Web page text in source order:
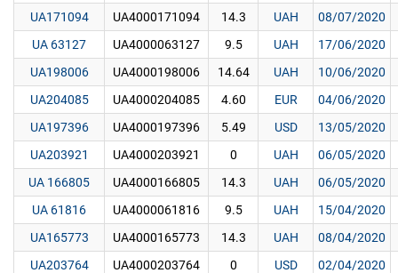
UA171094
UA4000171094 14.3 UAH
08/07/2020
UA 63127
UA4000063127 9.5 UAH
17/06/2020
UA198006
UA4000198006 14.64 UAH
10/06/2020
UA204085
UA4000204085 4.60 EUR
04/06/2020
UA197396
UA4000197396 5.49 USD
13/05/2020
UA203921
UA4000203921 0 UAH
06/05/2020
UA 166805
UA4000166805 14.3 UAH
06/05/2020
UA 61816
UA4000061816 9.5 UAH
15/04/2020
UA165773
UA4000165773 14.3 UAH
08/04/2020
UA203764
UA4000203764 0 USD
02/04/2020